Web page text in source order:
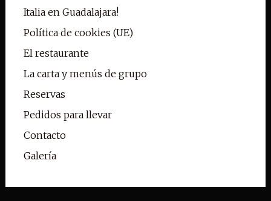
Italia en Guadalajara!
Política de cookies (UE)
El restaurante
La carta y menús de grupo
Reservas
Pedidos para llevar
Contacto
Galería